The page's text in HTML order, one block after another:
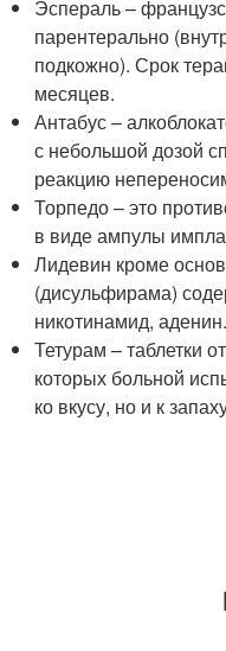
Эспераль –
парентерально
подкожно). Срок
месяцев.
Антабус –
с небольшой дозой
реакцию
Торпедо – это
в виде ампулы
Лидевин кроме
(дисульфирама)
никотинамид, аденин.
Тетурам – таблетки
которых больной
ко вкусу, но и к